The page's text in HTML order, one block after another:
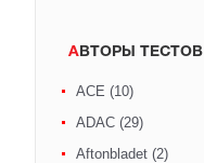
АВТОРЫ ТЕСТОВ
ACE (10)
ADAC (29)
Aftonbladet (2)